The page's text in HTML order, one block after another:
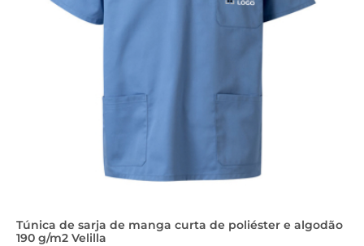
Túnica de sarja de manga curta de poliéster e algodão
190 g/m2 Velilla